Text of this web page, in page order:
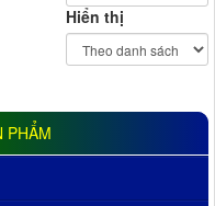
Hiển thị
PHẨM